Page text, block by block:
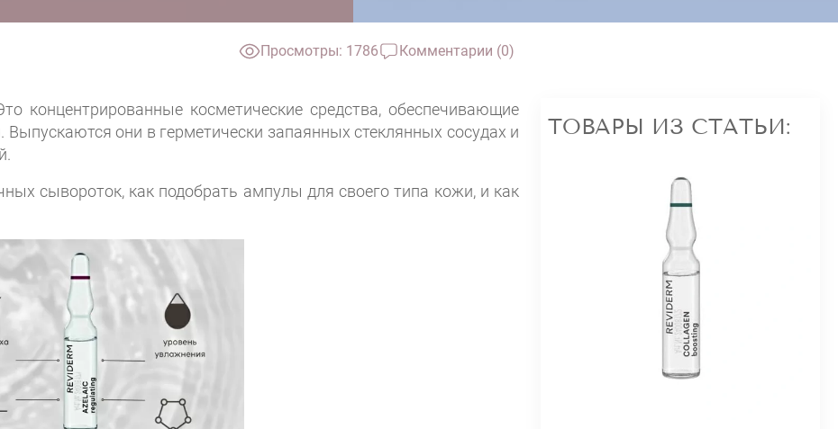
Просмотры: 1786 Комментарии (0)
концентрированные косметические средства, обеспечивающие
они в герметически запаянных стеклянных сосудах и
сывороток, как подобрать ампулы для своего типа кожи, и как
ТОВАРЫ ИЗ СТАТЬИ: